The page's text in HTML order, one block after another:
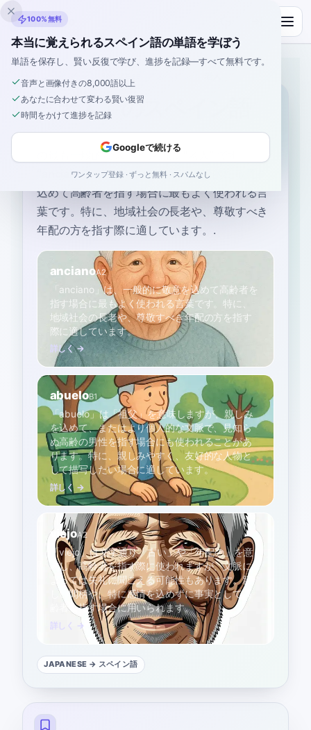
Inklingo
「老人」のスペイン語
の最も一般的なスペイン語は“
anciano”—「anciano」は、一般的に敬意を
込めて高齢者を指す場合に最もよく使われる言
葉です。特に、地域社会の長老や、尊敬すべき
年配の方を指す際に適しています。 .
ancianoA2
「anciano」は、一般的に敬意を込めて高齢者を
指す場合に最もよく使われる言葉です。特に、
地域社会の長老や、尊敬すべき年配の方を指す
際に適しています。
詳しく →
abueloB1
「abuelo」は「祖父」を意味しますが、親しみ
を込めて、またはより個人的な文脈で、見知ら
ぬ高齢の男性を指す場合にも使われることがあ
ります。特に、親しみやすく、友好的な人物と
して描写したい場合に適しています。
詳しく →
viejoA2
「viejo」は文字通り「古い」や「年配の」を意
味し、高齢者を指す際に使われますが、文脈に
よっては失礼に聞こえる可能性もあります。親
しい間柄や、特に感情を込めずに事実として高
齢者を指す場合に用いられます。
詳しく →
JAPANESE → スペイン語
100%無料
本当に覚えられるスペイン語の単語を学ぼう
単語を保存し、賢い反復で学び、進捗を記録—すべて無料です。
音声と画像付きの8,000語以上
あなたに合わせて変わる賢い復習
時間をかけて進捗を記録
Googleで続ける
ワンタップ登録 · ずっと無料 · スパムなし